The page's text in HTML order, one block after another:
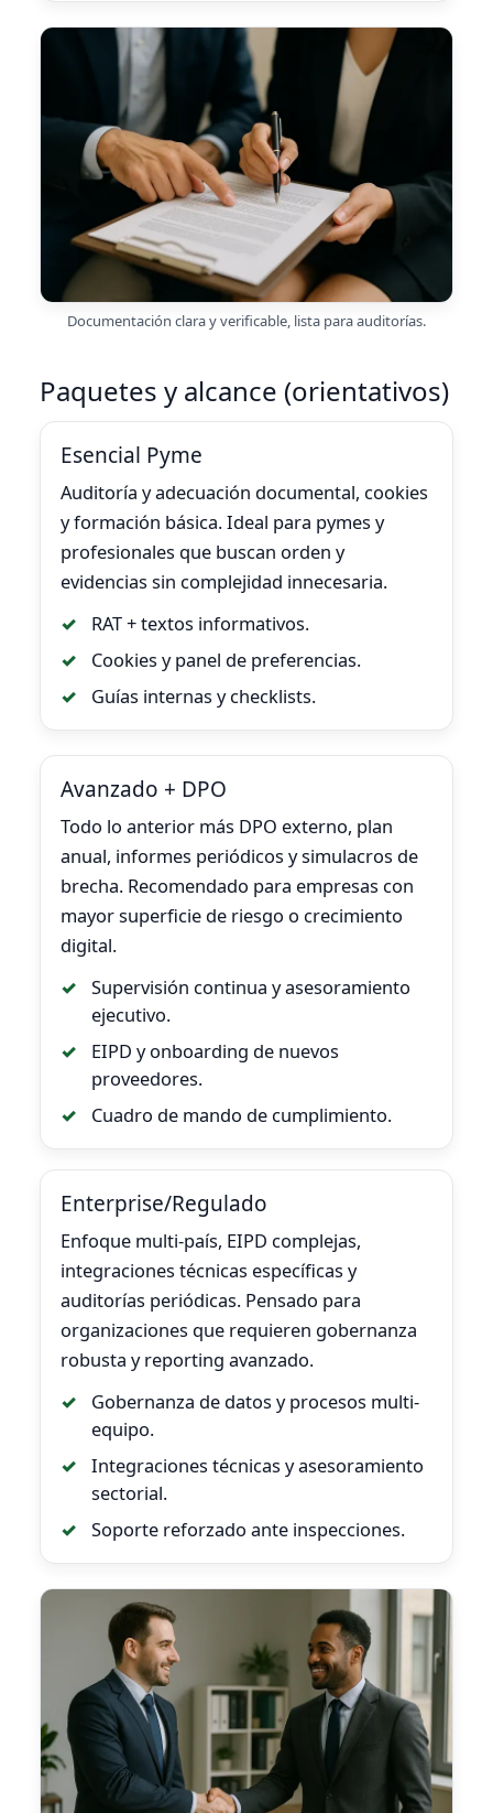
Documentación clara y verificable, lista para auditorías.
Paquetes y alcance (orientativos)
Esencial Pyme
Auditoría y adecuación documental, cookies
y formación básica. Ideal para pymes y
profesionales que buscan orden y
evidencias sin complejidad innecesaria.
RAT + textos informativos.
Cookies y panel de preferencias.
Guías internas y checklists.
Avanzado + DPO
Todo lo anterior más DPO externo, plan
anual, informes periódicos y simulacros de
brecha. Recomendado para empresas con
mayor superficie de riesgo o crecimiento
digital.
Supervisión continua y asesoramiento
ejecutivo.
EIPD y onboarding de nuevos
proveedores.
Cuadro de mando de cumplimiento.
Enterprise/Regulado
Enfoque multi-país, EIPD complejas,
integraciones técnicas específicas y
auditorías periódicas. Pensado para
organizaciones que requieren gobernanza
robusta y reporting avanzado.
Gobernanza de datos y procesos multi-
equipo.
Integraciones técnicas y asesoramiento
sectorial.
Soporte reforzado ante inspecciones.